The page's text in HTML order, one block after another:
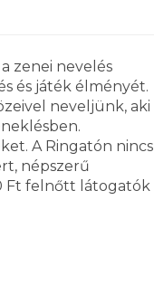
zenei nevelés
és játék élményét.
neveljünk, aki
A Ringatón nincs
népszerű
Ft felnőtt látogatók